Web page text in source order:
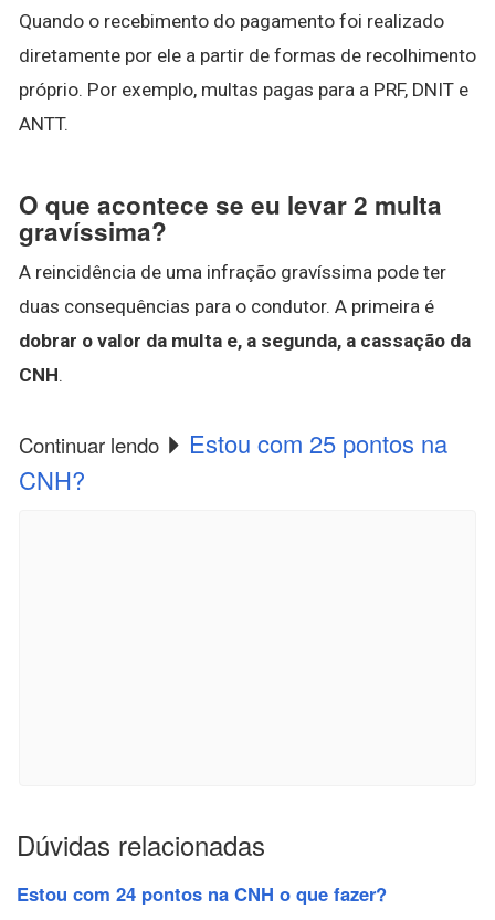
Quando o recebimento do pagamento foi realizado
diretamente por ele a partir de formas de recolhimento
próprio. Por exemplo, multas pagas para a PRF, DNIT e
ANTT.
O que acontece se eu levar 2 multa
gravíssima?
A reincidência de uma infração gravíssima pode ter
duas consequências para o condutor. A primeira é
dobrar o valor da multa e, a segunda, a cassação da
CNH.
Continuar lendo
Estou com 25 pontos na
CNH?
Dúvidas relacionadas
Estou com 24 pontos na CNH o que fazer?